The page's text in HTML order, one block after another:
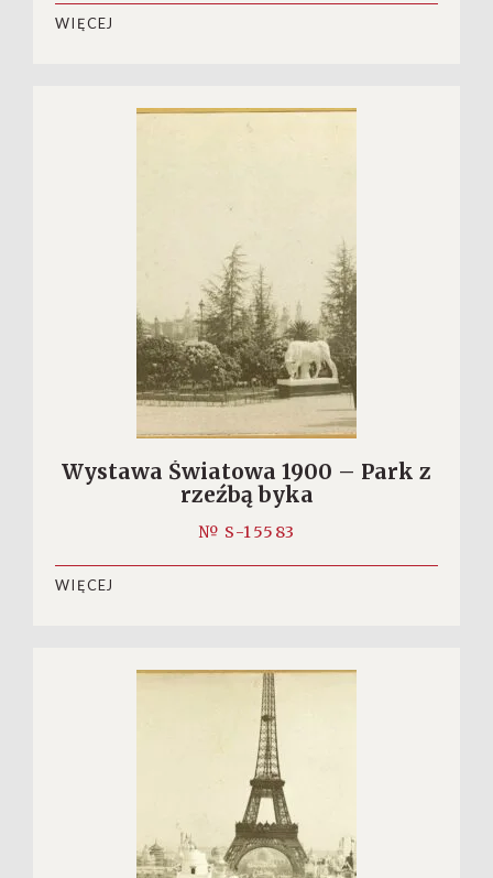
WIĘCEJ
Wystawa Światowa 1900 – Park z
rzeźbą byka
№ S-15583
WIĘCEJ